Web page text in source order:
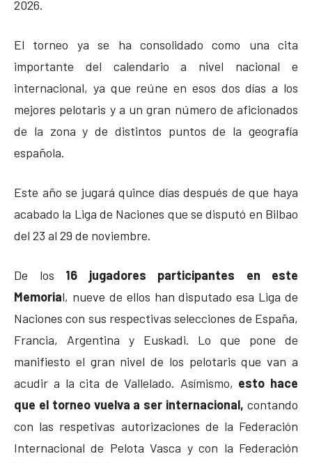
2026.
El torneo ya se ha consolidado como una cita
importante del calendario a nivel nacional e
internacional, ya que reúne en esos dos días a los
mejores pelotaris y a un gran número de aficionados
de la zona y de distintos puntos de la geografía
española.
Este año se jugará quince días después de que haya
acabado la Liga de Naciones que se disputó en Bilbao
del 23 al 29 de noviembre.
De los 16 jugadores participantes en este
Memorial, nueve de ellos han disputado esa Liga de
Naciones con sus respectivas selecciones de España,
Francia, Argentina y Euskadi. Lo que pone de
manifiesto el gran nivel de los pelotaris que van a
acudir a la cita de Vallelado. Asímismo, esto hace
que el torneo vuelva a ser internacional, contando
con las respetivas autorizaciones de la Federación
Internacional de Pelota Vasca y con la Federación